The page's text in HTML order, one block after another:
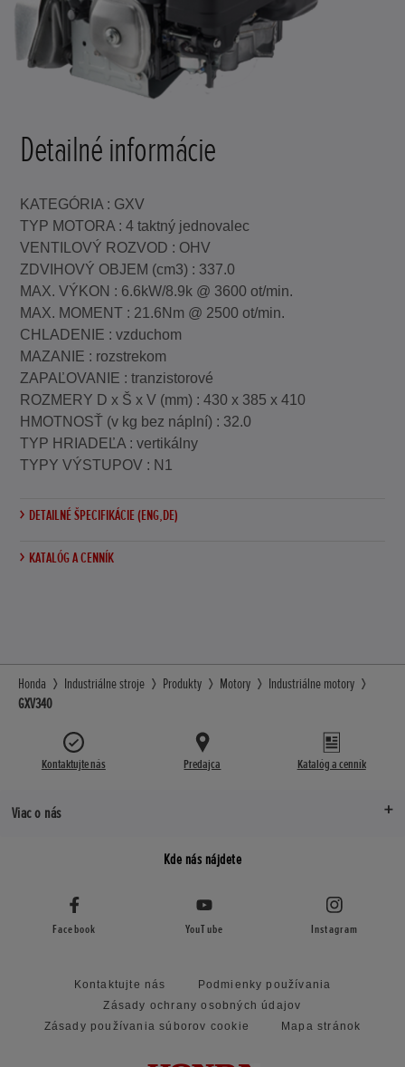
Detailné informácie
KATEGÓRIA : GXV
TYP MOTORA : 4 taktný jednovalec
VENTILOVÝ ROZVOD : OHV
ZDVIHOVÝ OBJEM (cm3) : 337.0
MAX. VÝKON : 6.6kW/8.9k @ 3600 ot/min.
MAX. MOMENT : 21.6Nm @ 2500 ot/min.
CHLADENIE : vzduchom
MAZANIE : rozstrekom
ZAPAĽOVANIE : tranzistorové
ROZMERY D x Š x V (mm) : 430 x 385 x 410
HMOTNOSŤ (v kg bez náplní) : 32.0
TYP HRIADEĽA : vertikálny
TYPY VÝSTUPOV : N1
DETAILNÉ ŠPECIFIKÁCIE (ENG,DE)
KATALÓG A CENNÍK
Honda Industriálne stroje Produkty Motory
Industriálne motory
GXV340
Kontaktujte nás Predajca Katalóg a cenník
Viac o nás
Kde nás nájdete
Facebook YouTube Instagram
Kontaktujte nás
Podmienky používania
Zásady ochrany osobných údajov
Zásady používania súborov cookie
Mapa stránok